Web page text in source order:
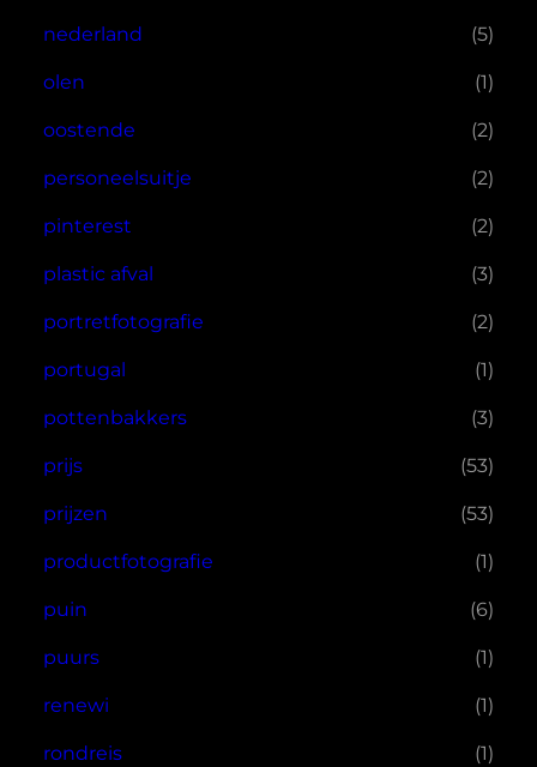
nederland (5)
olen (1)
oostende (2)
personeelsuitje (2)
pinterest (2)
plastic afval (3)
portretfotografie (2)
portugal (1)
pottenbakkers (3)
prijs (53)
prijzen (53)
productfotografie (1)
puin (6)
puurs (1)
renewi (1)
rondreis (1)